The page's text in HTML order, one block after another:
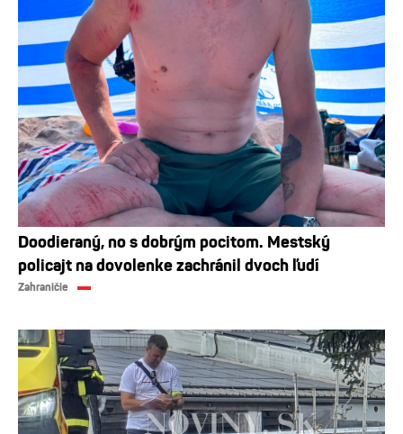
Doodieraný, no s dobrým pocitom. Mestský
policajt na dovolenke zachránil dvoch ľudí
Zahraničie